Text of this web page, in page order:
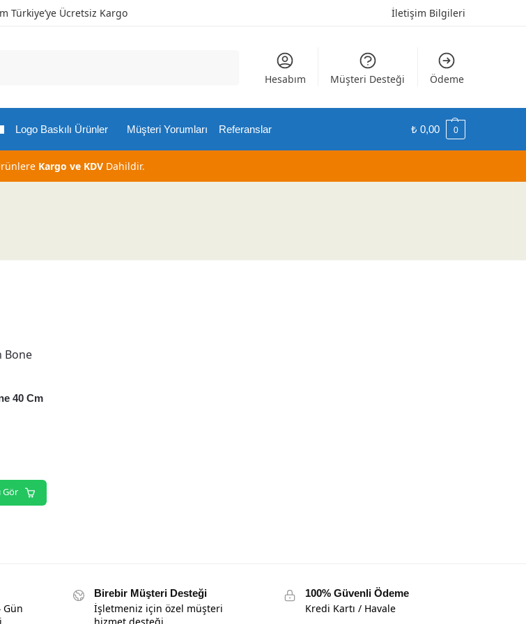
Türkiye’ye Ücretsiz Kargo İletişim Bilgileri
Hesabım Müşteri Desteği Ödeme
Logo Baskılı Ürünler Müşteri Yorumları Referanslar ₺ 0,00 0
Kargo ve KDV Dahildir.
40 Cm
Gör
Gün
Birebir Müşteri Desteği
İşletmeniz için özel müşteri
100% Güvenli Ödeme
Kredi Kartı / Havale